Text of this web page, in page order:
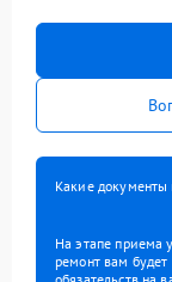
Какие документы
На этапе приема
ремонт вам будет